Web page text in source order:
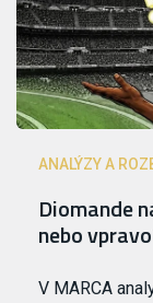
ANALÝZY A
Diomande
nebo
V MARCA